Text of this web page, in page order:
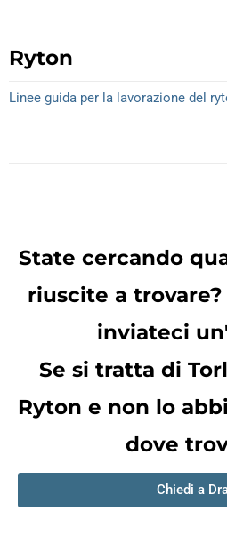
Ryton
Linee guida per la lavorazione del
State cercando
riuscite a
inviateci
Se si tratta di
Ryton e non lo
dove
Chiedi a